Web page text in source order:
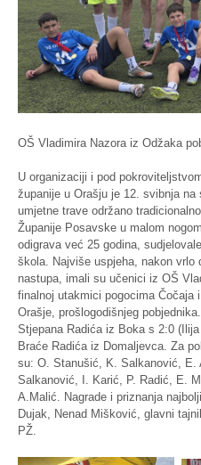
OŠ Vladimira Nazora iz Odžaka
U organizaciji i pod
županije u Orašju je 12. svibnja na
umjetne trave održano
Županije Posavske u malom
odigrava već 25 godina,
škola. Najviše uspjeha, nakon
nastupa, imali su učenici iz OŠ
finalnoj utakmici pogocima
Orašje, prošlogodišnjeg
Stjepana Radića iz Boka s 2:0
Braće Radića iz Domaljevca. Za
su: O. Stanušić, K. Salkanović, E.
Salkanović, I. Karić, P. Radić, E.
A.Malić. Nagrade i priznanja
Dujak, Nenad Mišković, glavni
PŽ.